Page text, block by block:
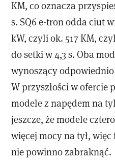
KM, co oznacza
s. SQ6 e-tron odda ciut
kW, czyli ok. 517 KM,
do setki w 4,3 s. Oba
wynoszący
W przyszłości w ofercie
modele z napędem na
jeszcze, że modele
więcej mocy na tył,
nie powinno zabraknąć.